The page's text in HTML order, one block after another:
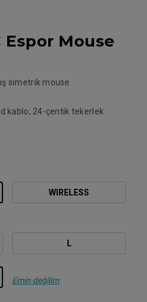
Espor Mouse
simetrik mouse
kablo; 24-çentik tekerlek
WIRELESS
L
Emin değilim